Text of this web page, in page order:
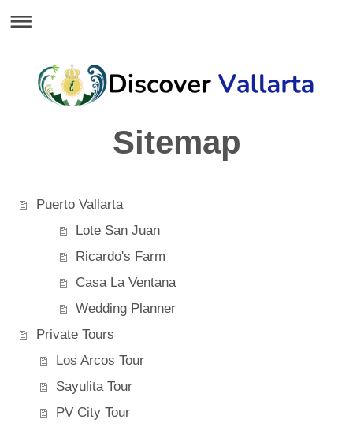
Sitemap
Puerto Vallarta
Lote San Juan
Ricardo's Farm
Casa La Ventana
Wedding Planner
Private Tours
Los Arcos Tour
Sayulita Tour
PV City Tour